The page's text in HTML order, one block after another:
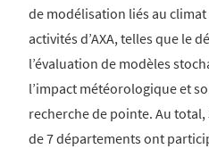
de modélisation liés au climat
activités d’AXA, telles que le
l’évaluation de modèles
l’impact météorologique et
recherche de pointe. Au
de 7 départements ont